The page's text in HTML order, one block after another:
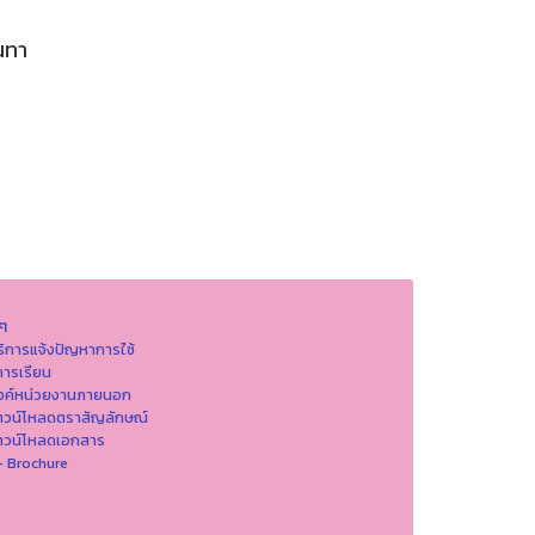
า
การแจ้งปัญหาการใ่ช้
รเรียน
ค์หน่วยงานภายนอก
วน์โหลดตราสัญลักษณ์
วน์โหลดเอกสาร
Brochure